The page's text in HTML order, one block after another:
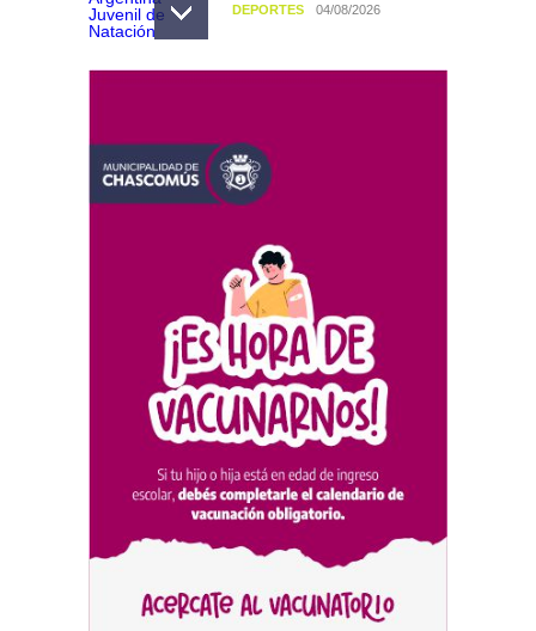
DEPORTES 04/08/2026
el sector mantiene la
preocupación por la crisis
TURISMO
Chascomús incorporó una
estación
hidrometeorológica para
fortalecer el monitoreo y la
prevención ante eventos
climáticos
SEGURIDAD 31/07/2026
La Escuela Normal tendrá
calefacción para el reinicio
de las clases tras una obra
de emergencia financiada
por la Municipalidad